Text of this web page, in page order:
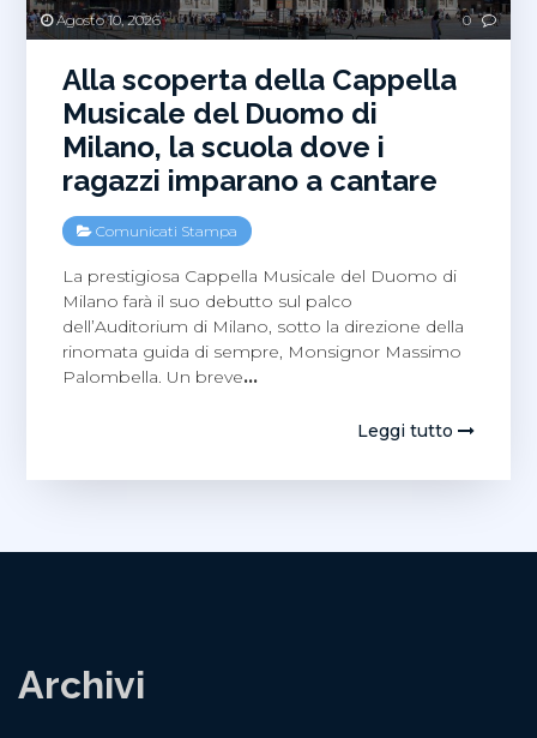
Agosto 10, 2026 0
Alla scoperta della Cappella
Musicale del Duomo di
Milano, la scuola dove i
ragazzi imparano a cantare
Comunicati Stampa
La prestigiosa Cappella Musicale del Duomo di
Milano farà il suo debutto sul palco
dell’Auditorium di Milano, sotto la direzione della
rinomata guida di sempre, Monsignor Massimo
Palombella. Un breve…
Leggi tutto
Archivi